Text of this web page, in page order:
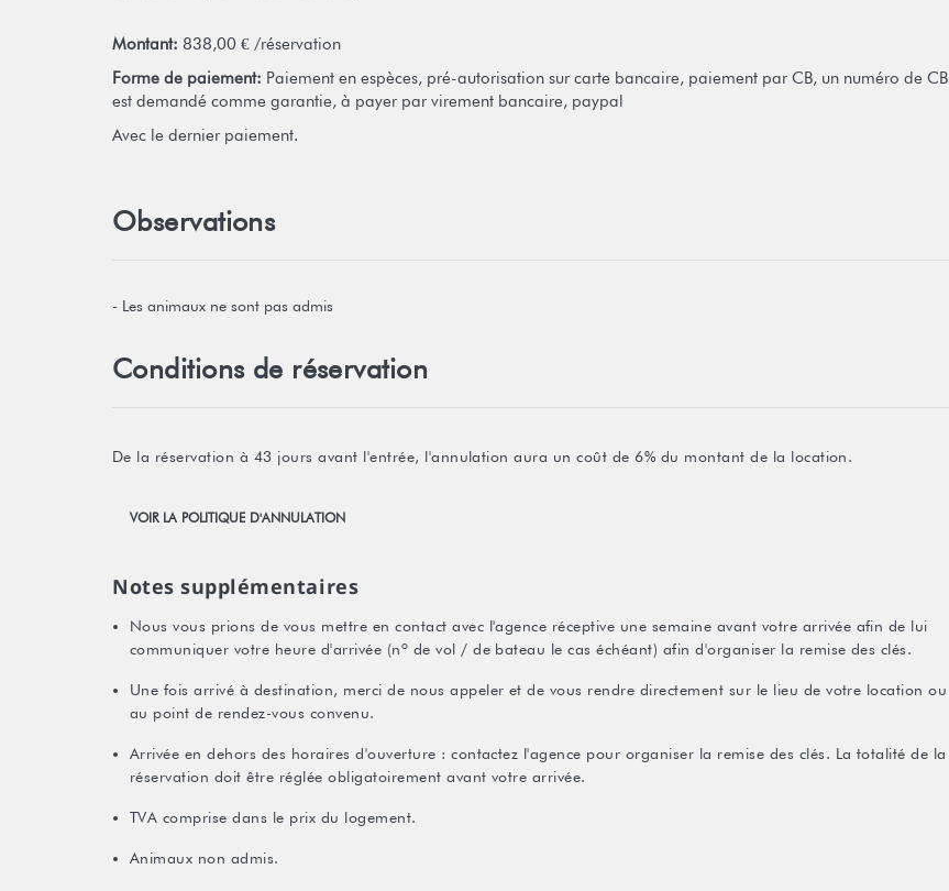
Montant: 838,00 € /réservation
Forme de paiement: Paiement en espèces, pré-autorisation sur carte bancaire, paiement par CB, un numéro de CB
est demandé comme garantie, à payer par virement bancaire, paypal
Avec le dernier paiement.
Observations
- Les animaux ne sont pas admis
Conditions de réservation
De la réservation à 43 jours avant l'entrée, l'annulation aura un coût de 6% du montant de la location.
VOIR LA POLITIQUE D'ANNULATION
Notes supplémentaires
Nous vous prions de vous mettre en contact avec l'agence réceptive une semaine avant votre arrivée afin de lui
communiquer votre heure d'arrivée (nº de vol / de bateau le cas échéant) afin d'organiser la remise des clés.
Une fois arrivé à destination, merci de nous appeler et de vous rendre directement sur le lieu de votre location ou
au point de rendez-vous convenu.
Arrivée en dehors des horaires d'ouverture : contactez l'agence pour organiser la remise des clés. La totalité de la
réservation doit être réglée obligatoirement avant votre arrivée.
TVA comprise dans le prix du logement.
Animaux non admis.